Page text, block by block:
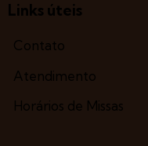
Links úteis
Contato
Atendimento
Horários de Missas